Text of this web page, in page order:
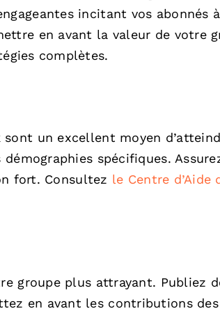
incitant vos abonnés
en avant la valeur de votre
complètes.
un excellent moyen
spécifiques.
fort. Consultez le Centre d’Aide
groupe plus attrayant. Publiez
en avant les contributions